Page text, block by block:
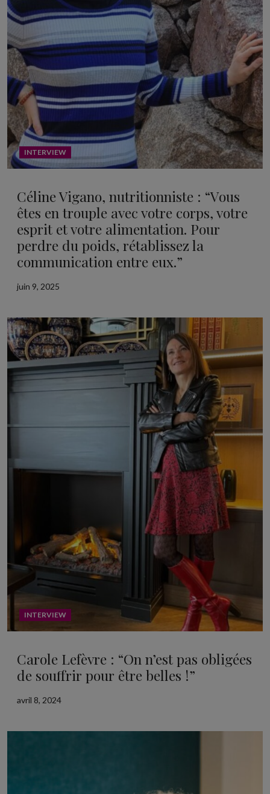
INTERVIEW
Céline Vigano, nutritionniste : “Vous
êtes en trouple avec votre corps, votre
esprit et votre alimentation. Pour
perdre du poids, rétablissez la
communication entre eux.”
juin 9, 2025
INTERVIEW
Carole Lefèvre : “On n’est pas obligées
de souffrir pour être belles !”
avril 8, 2024